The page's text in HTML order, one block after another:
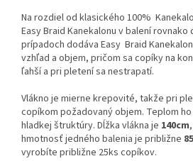
Na rozdiel od klasického 100%
Easy Braid Kanekalonu v balení rovnako
prípadoch dodáva Easy Braid
vzhľad a objem, pričom sa copíky na
ľahší a pri pletení sa nestrapatí.
Vlákno je mierne krepovité, takže pri
copíkom požadovaný objem. Teplom
hladkej štruktúry. Dĺžka vlákna je 140cm
hmotnosť jedného balenia je približne
vyrobíte približne 25ks copíkov.